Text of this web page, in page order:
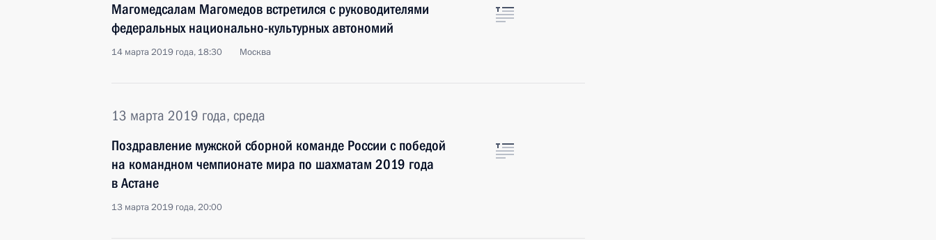
Магомедсалам Магомедов встретился с руководителями
федеральных национально-культурных автономий
14 марта 2019 года, 18:30 Москва
13 марта 2019 года, среда
Поздравление мужской сборной команде России с победой
на командном чемпионате мира по шахматам 2019 года
в Астане
13 марта 2019 года, 20:00